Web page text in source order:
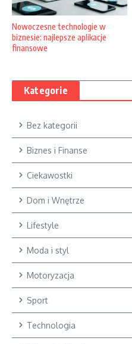
Nowoczesne technologie w
biznesie: najlepsze aplikacje
finansowe
Kategorie
Bez kategorii
Biznes i Finanse
Ciekawostki
Dom i Wnętrze
Lifestyle
Moda i styl
Motoryzacja
Sport
Technologia